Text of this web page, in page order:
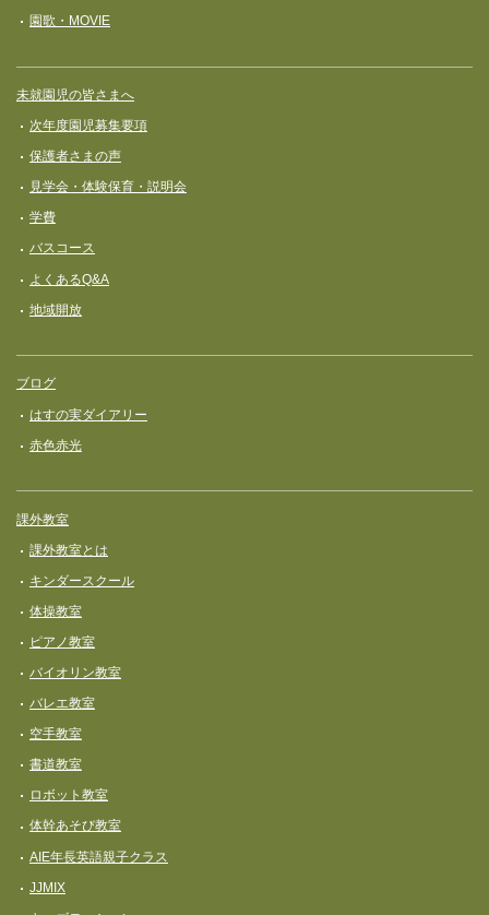
園歌・MOVIE
未就園児の皆さまへ
次年度園児募集要項
保護者さまの声
見学会・体験保育・説明会
学費
バスコース
よくあるQ&A
地域開放
ブログ
はすの実ダイアリー
赤色赤光
課外教室
課外教室とは
キンダースクール
体操教室
ピアノ教室
バイオリン教室
バレエ教室
空手教室
書道教室
ロボット教室
体幹あそび教室
AIE年長英語親子クラス
JJMIX